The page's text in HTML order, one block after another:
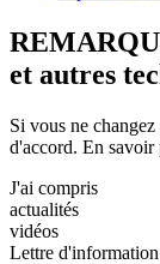
et autres
Si vous ne
d'accord. En savoir
J'ai compris
actualités
vidéos
Lettre d'information